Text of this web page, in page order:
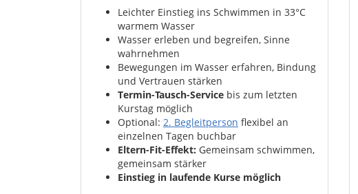
Leichter Einstieg ins Schwimmen in 33°C
warmem Wasser
Wasser erleben und begreifen, Sinne
wahrnehmen
Bewegungen im Wasser erfahren, Bindung
und Vertrauen stärken
Termin-Tausch-Service bis zum letzten
Kurstag möglich
Optional: 2. Begleitperson flexibel an
einzelnen Tagen buchbar
Eltern-Fit-Effekt: Gemeinsam schwimmen,
gemeinsam stärker
Einstieg in laufende Kurse möglich